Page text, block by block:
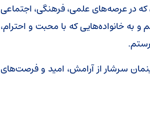
که در عرصه‌های علمی، فرهنگی، اجتماعی
به خانواده‌هایی که با محبت و احترام،
سرشار از آرامش، امید و فرصت‌های